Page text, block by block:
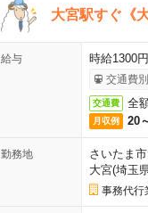
大宮駅すぐ《
給与 時給1300
交通費
交通費 全
月収例 20
勤務地
さいたま
大宮(埼玉
事務代行